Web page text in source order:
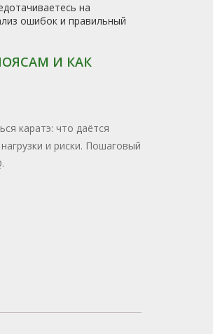
на
ошибок и правильный
И КАК
каратэ: что даётся
и риски. Пошаговый